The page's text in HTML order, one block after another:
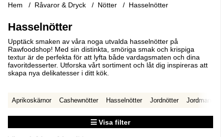
Hem Råvaror & Dryck Nötter Hasselnötter
Hasselnötter
Upptäck smaken av våra noga utvalda hasselnötter på
Rawfoodshop! Med sin distinkta, smöriga smak och krispiga
textur är de perfekta för att lyfta både vardagsmaten och dina
favoritdesserter. Utforska vårt sortiment och låt dig inspireras att
skapa nya delikatesser i ditt kök.
Aprikoskärnor Cashewnötter Hasselnötter Jordnötter Jordmandel
Visa filter